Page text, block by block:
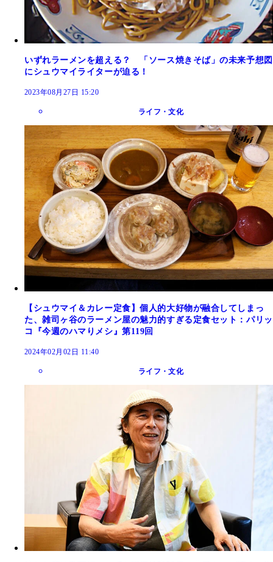
いずれラーメンを超える？ 「ソース焼きそば」の未来予想図
にシュウマイライターが迫る！
2023年08月27日 15:20
ライフ・文化
【シュウマイ＆カレー定食】個人的大好物が融合してしまっ
た、雑司ヶ谷のラーメン屋の魅力的すぎる定食セット：パリッ
コ『今週のハマりメシ』第119回
2024年02月02日 11:40
ライフ・文化